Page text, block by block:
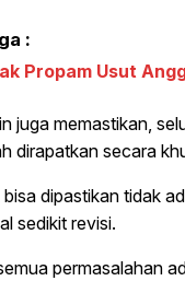
:
Propam Usut
juga memastikan,
dirapatkan secara
dipastikan tidak
sedikit revisi.
permasalahan